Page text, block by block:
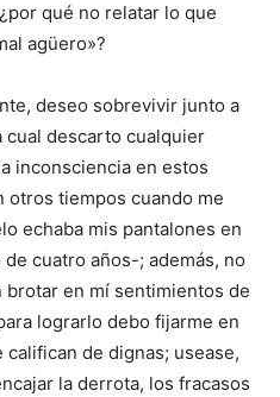
qué no relatar lo que
agüero»?
deseo sobrevivir junto a
cual descarto cualquier
inconsciencia en estos
otros tiempos cuando me
echaba mis pantalones en
cuatro años-; además, no
en mí sentimientos de
lograrlo debo fijarme en
de dignas; usease,
la derrota, los fracasos